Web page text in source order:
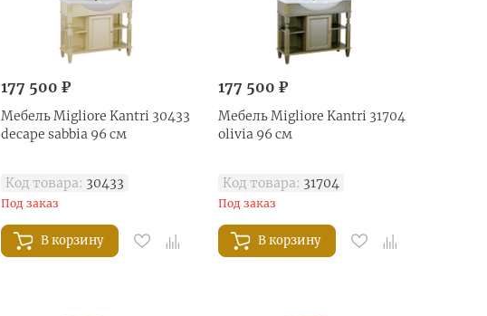
177 500 ₽
Мебель Migliore Kantri 30433
decape sabbia 96 см
Код товара: 30433
Под заказ
В корзину
177 500 ₽
Мебель Migliore Kantri 31704
olivia 96 см
Код товара: 31704
Под заказ
В корзину